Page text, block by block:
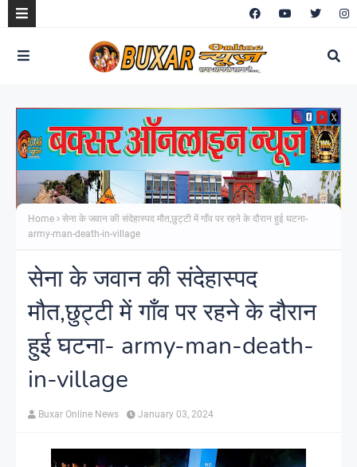
Home
सेना के जवान की संदेहास्पद मौत,छुट्टी में गाँव पर रहने के दौरान हुई घटना-
army-man-death-in-village
सेना के जवान की संदेहास्पद
मौत,छुट्टी में गाँव पर रहने के दौरान
हुई घटना- army-man-death-
in-village
Buxar Online News January 03, 2024